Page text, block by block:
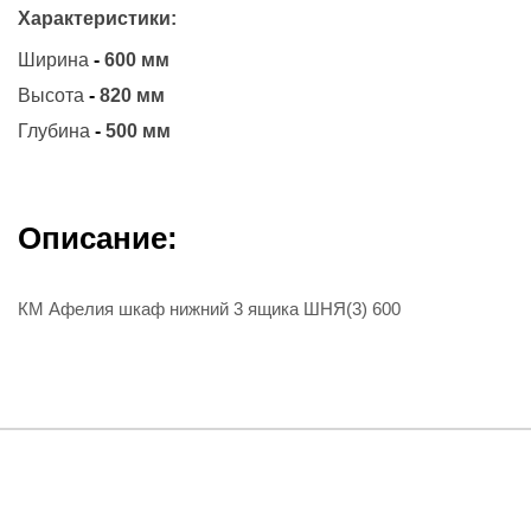
Характеристики:
Ширина - 600 мм
Высота - 820 мм
Глубина - 500 мм
Описание:
КМ Афелия шкаф нижний 3 ящика ШНЯ(3) 600